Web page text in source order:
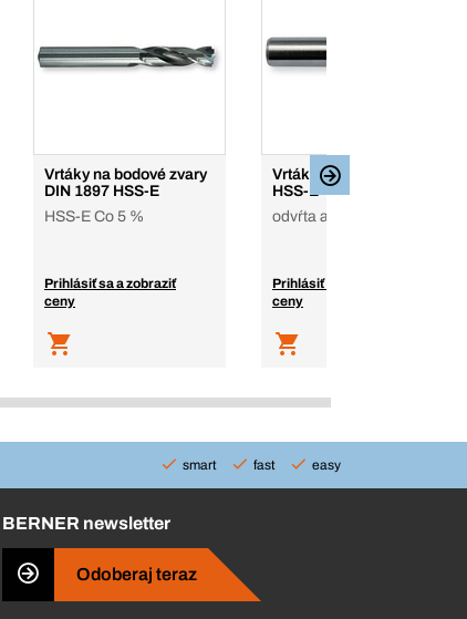
Vrtáky na bodové zvary
DIN 1897 HSS-E
HSS-E Co 5 %
Prihlásiť sa a zobraziť
ceny
Vrták na bodové zvary
HSS-E
odvŕta a zafrézuje
Prihlásiť sa a zobraziť
ceny
smart fast easy
BERNER newsletter
Odoberaj teraz